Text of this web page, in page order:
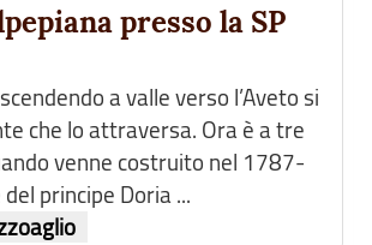
presso la SP
a valle verso l’Aveto si
che lo attraversa. Ora è a tre
venne costruito nel 1787-
principe Doria ...